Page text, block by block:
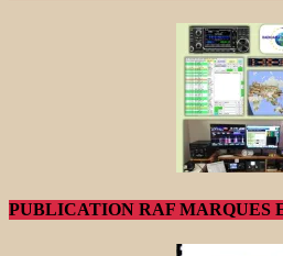
PUBLICATION RAF MARQUES